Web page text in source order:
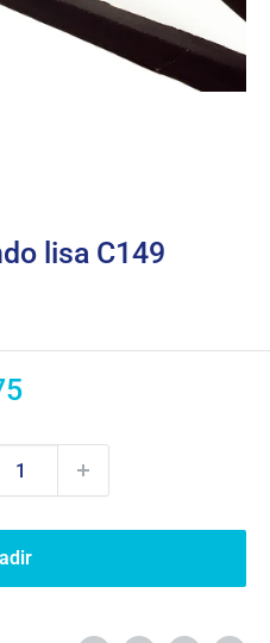
lisa C149